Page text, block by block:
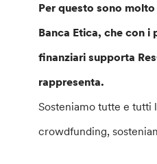
Per questo sono
Banca Etica, che con i
finanziari supporta
rappresenta.
Sosteniamo tutte e tutti
crowdfunding,